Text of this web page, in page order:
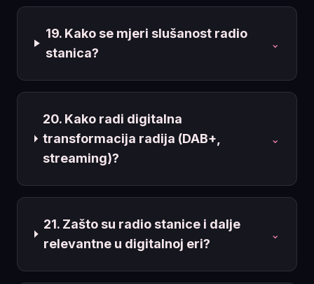
19. Kako se mjeri slušanost radio
stanica?
⌄
20. Kako radi digitalna
transformacija radija (DAB+,
streaming)?
⌄
21. Zašto su radio stanice i dalje
relevantne u digitalnoj eri?
⌄